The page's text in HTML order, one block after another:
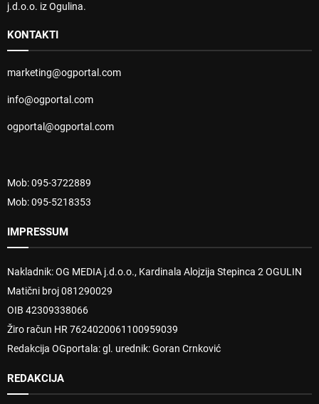
j.d.o.o. iz Ogulina.
KONTAKTI
marketing@ogportal.com
info@ogportal.com
ogportal@ogportal.com
Mob: 095-3722889
Mob: 095-5218353
IMPRESSUM
Nakladnik: OG MEDIA j.d.o.o., Kardinala Alojzija Stepinca 2 OGULIN
Matični broj 081290029
OIB 42309338066
Žiro račun HR 7624020061100959039
Redakcija OGportala: gl. urednik: Goran Crnković
REDAKCIJA